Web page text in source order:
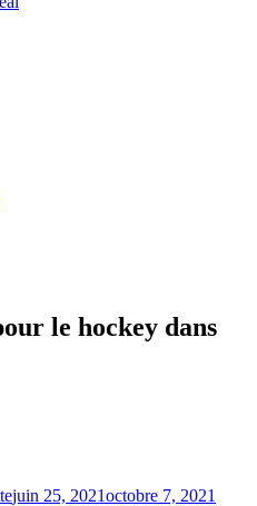
le hockey dans
juin 25, 2021octobre 7, 2021